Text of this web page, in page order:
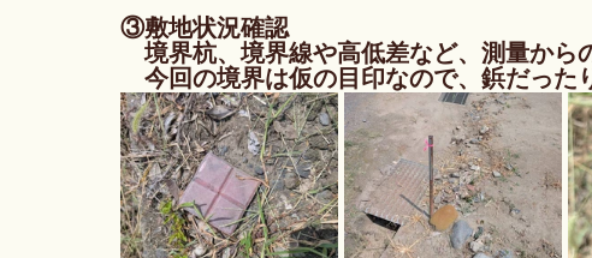
③敷地状況確認
境界杭、境界線や高低差など、測量から
今回の境界は仮の目印なので、鋲だった